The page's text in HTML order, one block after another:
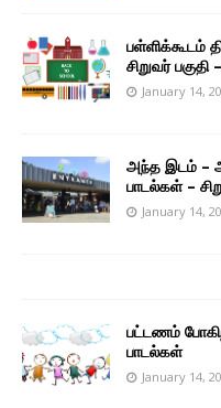
பள்ளிக்கூடம்
சிறுவர்
January 14,
அந்த இடம் –
பாடல்கள் –
January 14,
பட்டணம்
பாடல்கள்
January 14,